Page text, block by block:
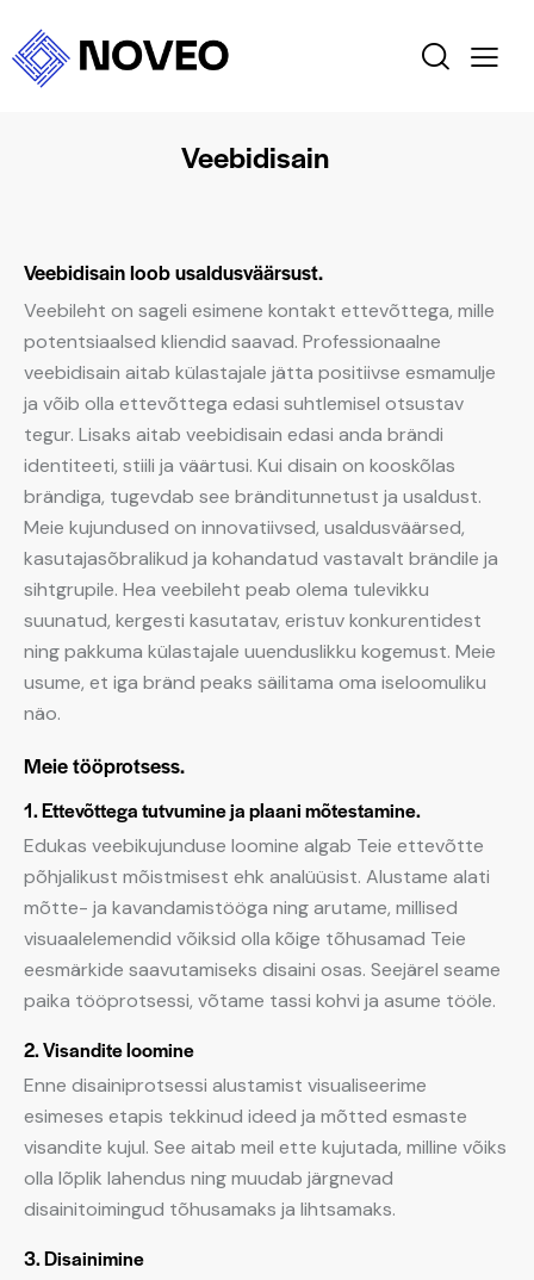
Veebidisain
Veebidisain loob usaldusväärsust.
Veebileht on sageli esimene kontakt ettevõttega, mille
potentsiaalsed kliendid saavad. Professionaalne
veebidisain aitab külastajale jätta positiivse esmamulje
ja võib olla ettevõttega edasi suhtlemisel otsustav
tegur. Lisaks aitab veebidisain edasi anda brändi
identiteeti, stiili ja väärtusi. Kui disain on kooskõlas
brändiga, tugevdab see bränditunnetust ja usaldust.
Meie kujundused on innovatiivsed, usaldusväärsed,
kasutajasõbralikud ja kohandatud vastavalt brändile ja
sihtgrupile. Hea veebileht peab olema tulevikku
suunatud, kergesti kasutatav, eristuv konkurentidest
ning pakkuma külastajale uuenduslikku kogemust. Meie
usume, et iga bränd peaks säilitama oma iseloomuliku
näo.
Meie tööprotsess.
1. Ettevõttega tutvumine ja plaani mõtestamine.
Edukas veebikujunduse loomine algab Teie ettevõtte
põhjalikust mõistmisest ehk analüüsist. Alustame alati
mõtte- ja kavandamistööga ning arutame, millised
visuaalelemendid võiksid olla kõige tõhusamad Teie
eesmärkide saavutamiseks disaini osas. Seejärel seame
paika tööprotsessi, võtame tassi kohvi ja asume tööle.
2. Visandite loomine
Enne disainiprotsessi alustamist visualiseerime
esimeses etapis tekkinud ideed ja mõtted esmaste
visandite kujul. See aitab meil ette kujutada, milline võiks
olla lõplik lahendus ning muudab järgnevad
disainitoimingud tõhusamaks ja lihtsamaks.
3. Disainimine